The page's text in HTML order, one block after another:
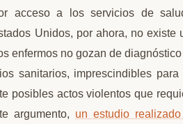
acceso a los servicios de
Unidos, por ahora, no existe
enfermos no gozan de
sanitarios, imprescindibles
posibles actos violentos que
argumento, un estudio